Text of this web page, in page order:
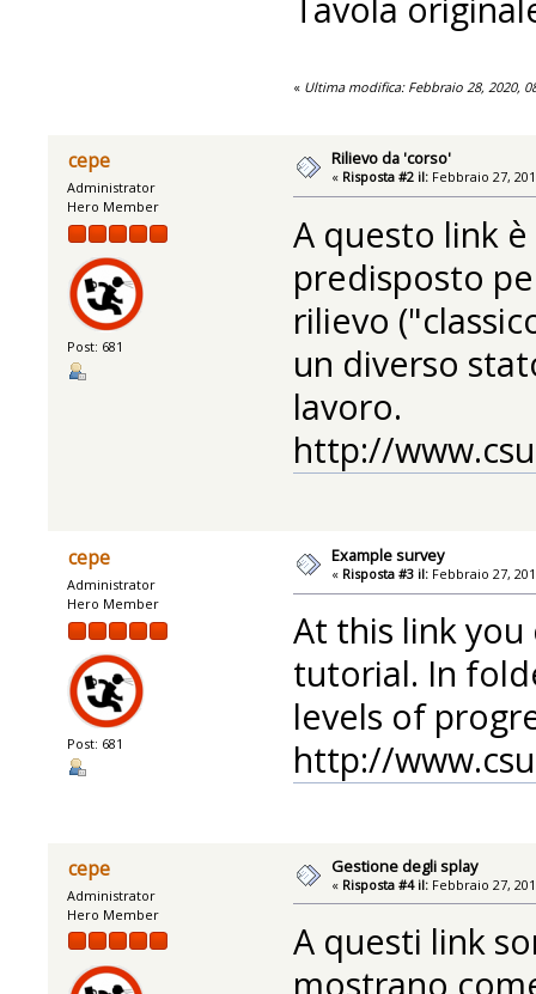
« Ultima modifica: Febbraio 28, 2020,
cepe
Administrator
Hero Member
Post: 681
Rilievo da 'corso'
« Risposta #2 il: Febbraio 27,
A questo link
predisposto
rilievo
un diverso
lavoro.
http://
cepe
Administrator
Hero Member
Post: 681
Example survey
« Risposta #3 il: Febbraio 27,
At this link you
tutorial. In
levels of
http://
cepe
Administrator
Hero Member
Gestione degli splay
« Risposta #4 il: Febbraio 27,
A questi link
mostrano